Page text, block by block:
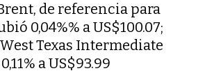
de referencia para
0,04%% a US$100.07;
Texas Intermediate
a US$93.99